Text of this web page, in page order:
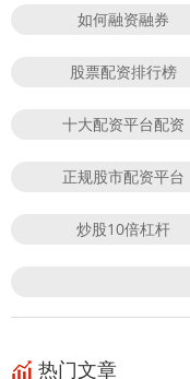
如何融资融券
股票配资排行榜
十大配资平台配资
正规股市配资平台
炒股10倍杠杆
热门文章